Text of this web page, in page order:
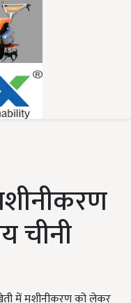
चीनी
में मशीनीकरण को लेकर